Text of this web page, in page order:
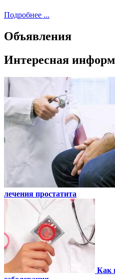
Подробнее ...
Объявления
Интересная
лечения простатита
Как